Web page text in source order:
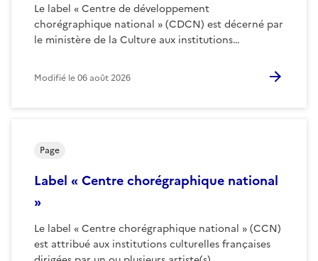
Le label « Centre de développement
chorégraphique national » (CDCN) est décerné par
le ministère de la Culture aux institutions…
Modifié le06 août 2026
Label « Centre chorégraphique national
»
Le label « Centre chorégraphique national » (CCN)
est attribué aux institutions culturelles françaises
Page